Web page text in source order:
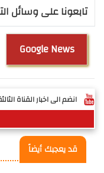
تابعونا على وسائل
Google News
انضم الى اخبار القناة
قد يعجبك أيضاً